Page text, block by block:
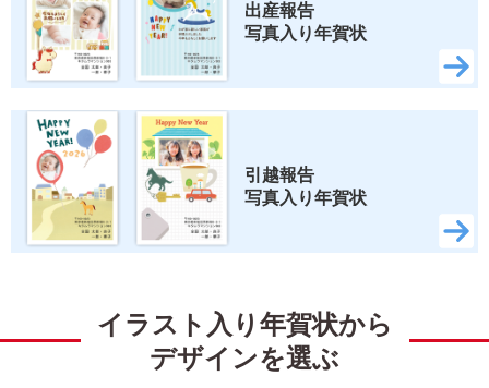
出産報告
写真入り年賀状
引越報告
写真入り年賀状
イラスト入り年賀状から
デザインを選ぶ